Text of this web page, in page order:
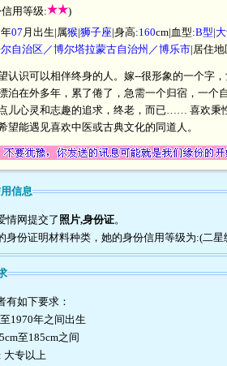
用等级:
)
年07 月出生|属猴|狮子座|身高:160cm|血型:B型|
自治区／博尔塔拉蒙古自治州／博乐市|居住
认识可以相伴终身的人。嫁--很形象的一个字
泊在外多年，累了倦了，急需一个归宿，一
儿心灵和志趣的追求，终老，而已…… 喜欢秉
望能遇见喜欢中医或古典文化的同道人。
信息
情网提交了 照片,身份证。
身份证明材料种类，她的身份信用等级为:(二星
有如下要求：
1970年之间出生
至185cm之间
大专以上